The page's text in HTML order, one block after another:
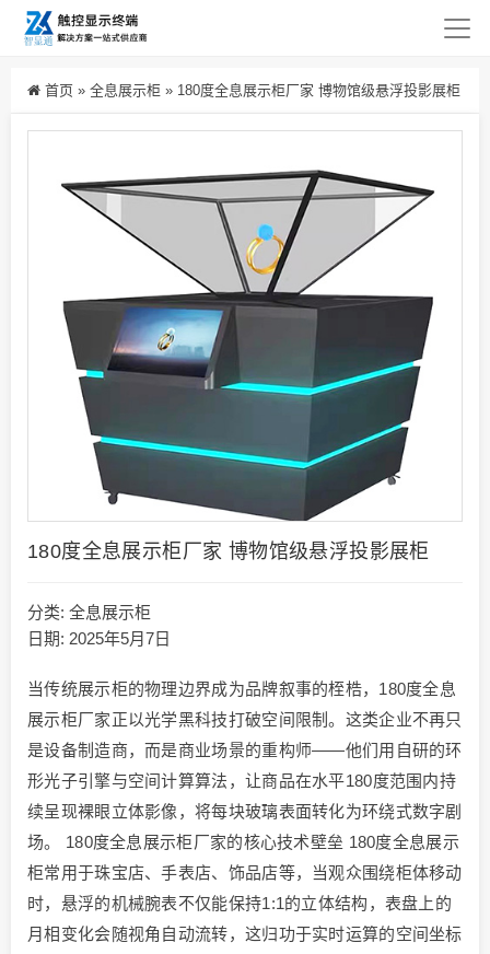
首页 » 全息展示柜 » 180度全息展示柜厂家 博物馆级悬浮投影展柜
180度全息展示柜厂家 博物馆级悬浮投影展柜
分类: 全息展示柜
日期: 2025年5月7日
当传统展示柜的物理边界成为品牌叙事的桎梏，180度全息
展示柜厂家正以光学黑科技打破空间限制。这类企业不再只
是设备制造商，而是商业场景的重构师——他们用自研的环
形光子引擎与空间计算算法，让商品在水平180度范围内持
续呈现裸眼立体影像，将每块玻璃表面转化为环绕式数字剧
场。 180度全息展示柜厂家的核心技术壁垒 180度全息展示
柜常用于珠宝店、手表店、饰品店等，当观众围绕柜体移动
时，悬浮的机械腕表不仅能保持1:1的立体结构，表盘上的
月相变化会随视角自动流转，这归功于实时运算的空间坐标